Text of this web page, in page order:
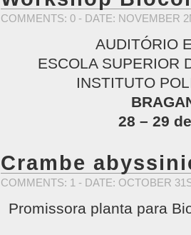
COMMENTS: 0 - DATE: NOVEMBER
AUDITÓRIO
ESCOLA SUPERIOR
INSTITUTO
28 – 29
Crambe
COMMENTS: 1 - DATE: OCTOBER
Promissora planta para